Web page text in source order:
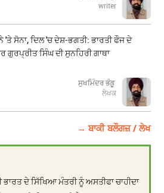
writer
'ਤੇ ਸੋਨਾ, ਦਿਲ 'ਚ ਦੇਸ਼-ਭਗਤੀ: ਭਾਰਤੀ ਫੌਜ ਦੇ
ਗੁਰਪ੍ਰੀਤ ਸਿੰਘ ਦੀ ਸੁਨਹਿਰੀ ਗਾਥਾ
ਸੁਖਮਿੰਦਰ ਭੰਗੂ
ਲੇਖਕ
→ ਬਾਕੀ ਬਲੌਗਜ਼ / ਲੇਖ
ਭਾਰਤ ਦੇ ਸਿੱਖਿਆ ਮੰਤਰੀ ਨੂੰ ਅਸਤੀਫਾ ਚਾਹੀਦਾ